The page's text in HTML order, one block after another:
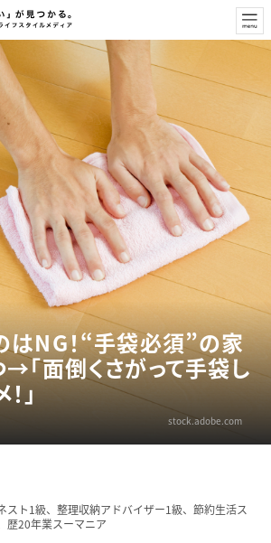
はNG！“手袋必須”の家
「面倒くさがって手袋し
」
stock.adobe.com
スト1級、整理収納アドバイザー1級、節約生活ス
歴20年業スーマニア